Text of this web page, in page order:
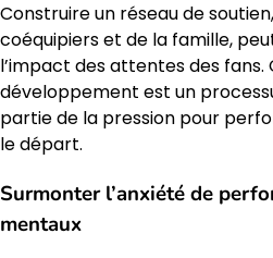
Construire un réseau de
coéquipiers et de la famille,
l’impact des attentes des
développement est un
partie de la pression pour
le départ.
Surmonter l’anxiété de
mentaux